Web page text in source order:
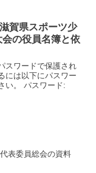
賀県スポーツ少
の役員名簿と依
スワードで保護され
には以下にパスワー
い。 パスワード:
表委員総会の資料